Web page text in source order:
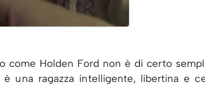
come Holden Ford non è di certo
una ragazza intelligente, libertina e